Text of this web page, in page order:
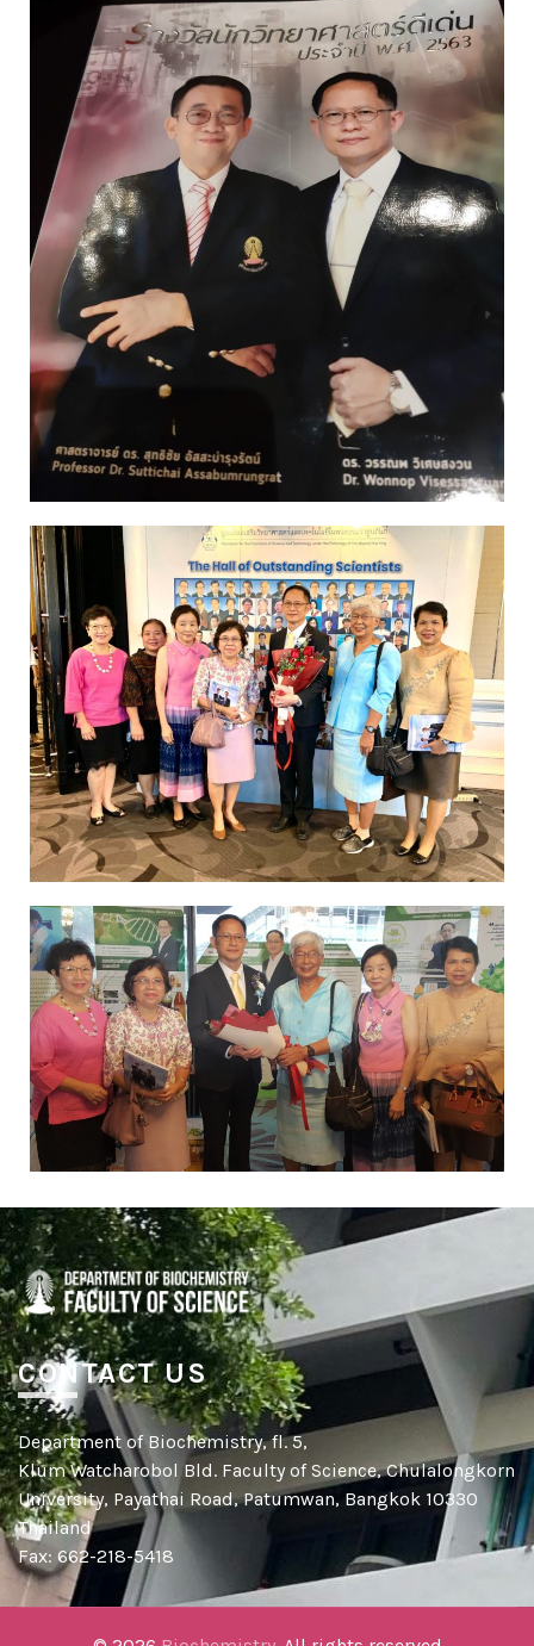
CONTACT US
Department of Biochemistry, fl. 5,
Klum Watcharobol Bld. Faculty of Science, Chulalongkorn
University, Payathai Road, Patumwan, Bangkok 10330
Thailand
Fax: 662-218-5418